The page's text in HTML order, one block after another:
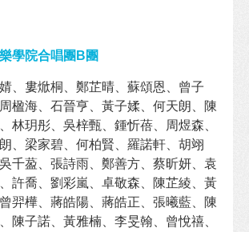
學院合唱團B團
、婁焮桐、鄭芷晴、蘇頌恩、曾子
楹海、石晉亨、黃子媃、何天朗、陳
林玥彤、吳梓甄、鍾忻蓓、周煜森、
、梁家碧、何柏賢、羅諾軒、胡翊
千萾、張詩雨、鄭善方、蔡昕妍、袁
許喬、劉彩嵐、卓敬森、陳芷綾、黃
羿樺、蔣皓陽、蔣皓正、張曦藍、陳
陳子諾、黃雅楠、李旻翰、曾悅禧、